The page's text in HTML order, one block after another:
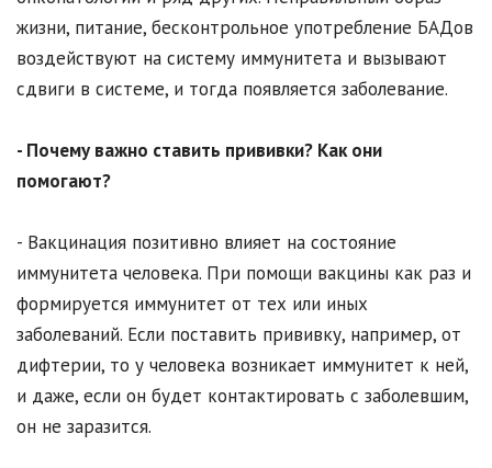
жизни, питание, бесконтрольное употребление БАДов
воздействуют на систему иммунитета и вызывают
сдвиги в системе, и тогда появляется заболевание.
- Почему важно ставить прививки? Как они
помогают?
- Вакцинация позитивно влияет на состояние
иммунитета человека. При помощи вакцины как раз и
формируется иммунитет от тех или иных
заболеваний. Если поставить прививку, например, от
дифтерии, то у человека возникает иммунитет к ней,
и даже, если он будет контактировать с заболевшим,
он не заразится.